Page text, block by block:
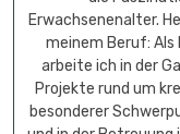
Erwachsenenalter.
meinem Beruf: Als
arbeite ich in der
Projekte rund um
besonderer